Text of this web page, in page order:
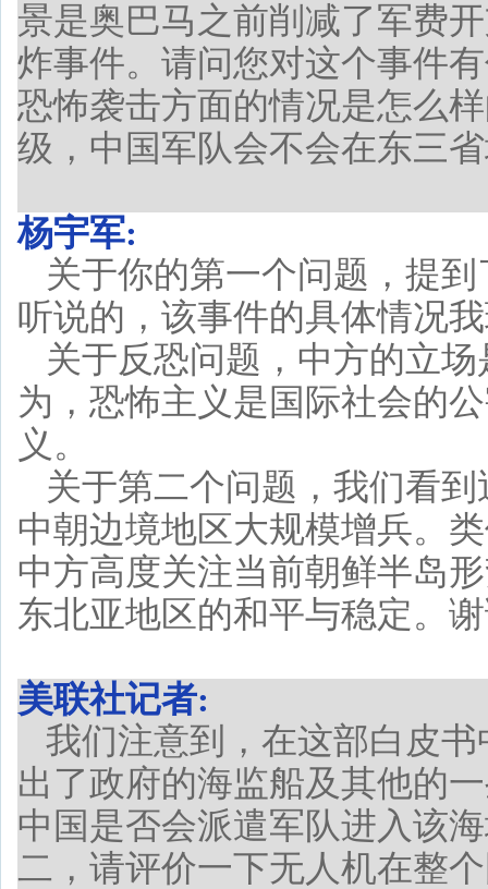
景是奥巴马之前削减了军费
炸事件。请问您对这个事件
恐怖袭击方面的情况是怎么
级，中国军队会不会在东三
杨宇军:
关于你的第一个问题，提
听说的，该事件的具体情况
关于反恐问题，中方的立
为，恐怖主义是国际社会的
义。
关于第二个问题，我们看
中朝边境地区大规模增兵。
中方高度关注当前朝鲜半岛
东北亚地区的和平与稳定。
美联社记者:
我们注意到，在这部白皮
出了政府的海监船及其他的
中国是否会派遣军队进入该
二，请评价一下无人机在整